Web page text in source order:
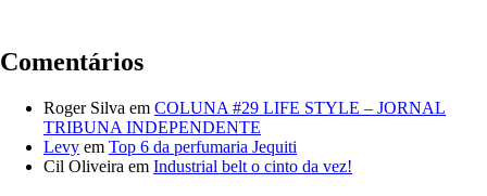
Comentários
Roger Silva em COLUNA #29 LIFE STYLE – JORNAL
TRIBUNA INDEPENDENTE
Levy em Top 6 da perfumaria Jequiti
Cil Oliveira em Industrial belt o cinto da vez!